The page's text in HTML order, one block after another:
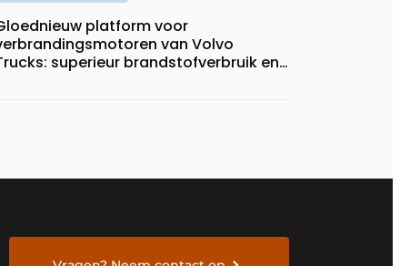
platform voor
van Volvo
superieur brandstofverbruik en